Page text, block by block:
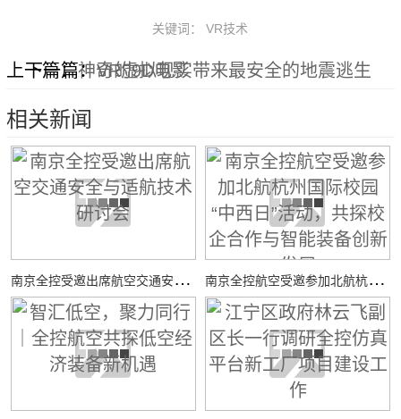
关键词： VR技术
上一篇：神奇的9D电影
下一篇：VR虚拟现实带来最安全的地震逃生
相关新闻
南
京全控受邀出席航空交通安全与适航技术研讨会 南
京全控航空受邀参加北航杭州国际校园“中西日”活动，共探校企合作与智能装备创新发展